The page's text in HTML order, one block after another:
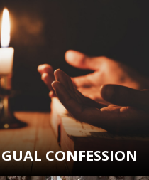
CONFESSION